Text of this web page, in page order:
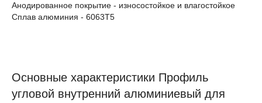
Анодированное покрытие - износостойкое и влагостойкое
Сплав алюминия - 6063Т5
Основные характеристики Профиль
угловой внутренний алюминиевый для